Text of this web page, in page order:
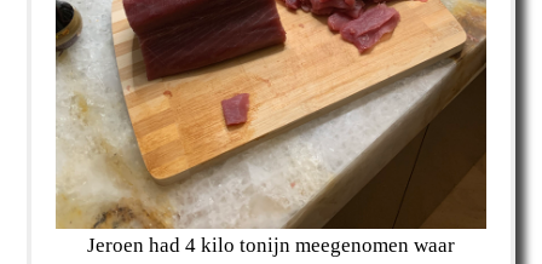
Jeroen had 4 kilo tonijn meegenomen waar